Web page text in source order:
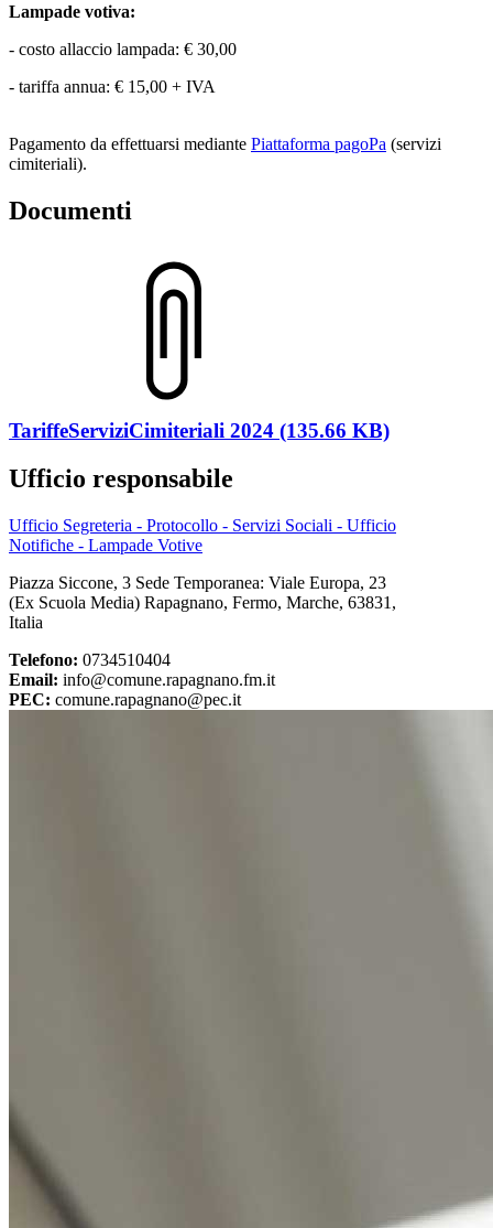
Lampade votiva:
- costo allaccio lampada: € 30,00
- tariffa annua: € 15,00 + IVA
Pagamento da effettuarsi mediante Piattaforma pagoPa (servizi
cimiteriali).
Documenti
TariffeServiziCimiteriali 2024 (135.66 KB)
Ufficio responsabile
Ufficio Segreteria - Protocollo - Servizi Sociali - Ufficio
Notifiche - Lampade Votive
Piazza Siccone, 3 Sede Temporanea: Viale Europa, 23
(Ex Scuola Media) Rapagnano, Fermo, Marche, 63831,
Italia
Telefono: 0734510404
Email: info@comune.rapagnano.fm.it
PEC: comune.rapagnano@pec.it